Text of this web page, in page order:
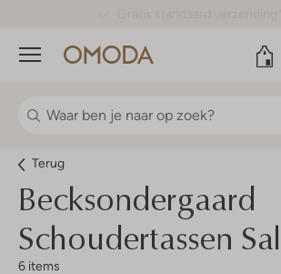
Menu
Terug
Becksondergaard
Schoudertassen
6 items